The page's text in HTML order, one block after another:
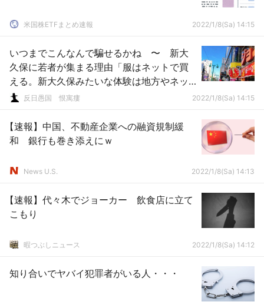
米国株ETFまとめ速報 2022/1/8(Sa) 14:15
いつまでこんなんで騙せるかね 〜 新大
久保に若者が集まる理由「服はネットで買
える。新大久保みたいな体験は地方やネッ
トでできない」
反日愚国 恨寓瘻 2022/1/8(Sa) 14:15
【速報】中国、不動産企業への融資規制緩
和 銀行も巻き添えにｗ
News U.S. 2022/1/8(Sa) 14:13
【速報】代々木でジョーカー 飲食店に立て
こもり
暇つぶしニュース 2022/1/8(Sa) 14:12
知り合いでヤバイ犯罪者がいる人・・・